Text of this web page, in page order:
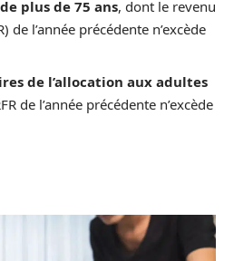
plus de 75 ans, dont le revenu
de l’année précédente n’excède
de l’allocation aux adultes
de l’année précédente n’excède